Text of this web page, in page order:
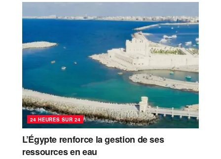
24 HEURES SUR 24
L’Égypte renforce la gestion de ses
ressources en eau